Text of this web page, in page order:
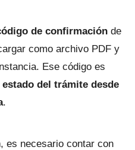
de confirmación de
como archivo PDF y
Ese código es
estado del trámite desde
.
es necesario contar con